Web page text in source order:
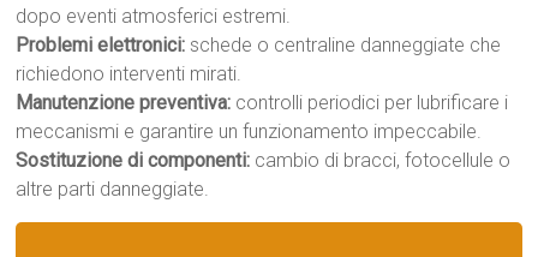
dopo eventi atmosferici estremi.
Problemi elettronici: schede o centraline danneggiate che
richiedono interventi mirati.
Manutenzione preventiva: controlli periodici per lubrificare i
meccanismi e garantire un funzionamento impeccabile.
Sostituzione di componenti: cambio di bracci, fotocellule o
altre parti danneggiate.